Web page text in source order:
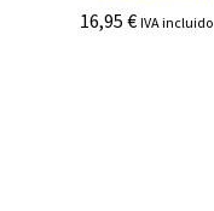
16,95€ IVA incluido